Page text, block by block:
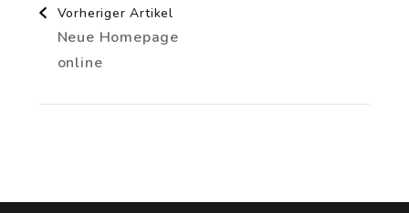
Vorheriger Artikel
Neue Homepage
online